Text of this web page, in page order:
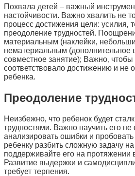
Похвала детей – важный
настойчивости. Важно хвалить не
процесс достижения цели: усилия‚
преодоление трудностей.
материальным (наклейки‚
нематериальным (дополнительное
совместное занятие); Важно‚
соответствовало достижению и не
ребенка.
Преодоление
Неизбежно‚ что ребенок будет
трудностями. Важно научить его не
анализировать ошибки и
ребенку разбить сложную задачу
поддерживайте его на протяжении
Развитие выдержки и
требует терпения.